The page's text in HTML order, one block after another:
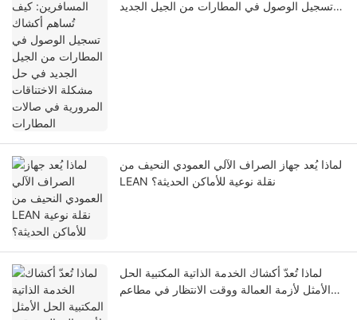
تسجيل الوصول في المطارات من الجيل الجديد
لماذا يُعد جهاز الصراف الآلي العمودي النحيف من
LEAN نقلة نوعية للأماكن الحديثة؟
لماذا تُعدّ أكشاك الخدمة الذاتية المكتبية الحل
الأمثل لأزمة العمالة ووقت الانتظار في مطاعم